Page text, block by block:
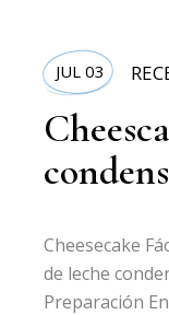
JUL 03
Cheesecake
de leche
Preparación